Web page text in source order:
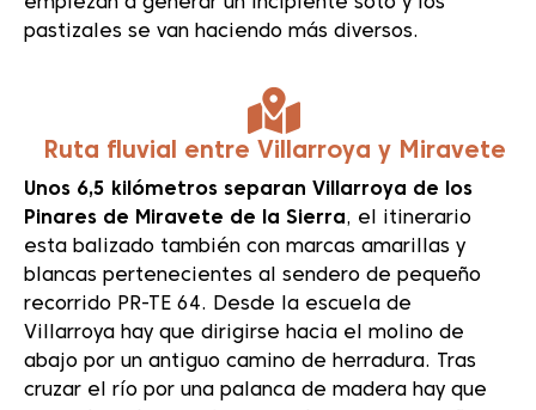
Ruta fluvial entre Villarroya y Miravete
Unos 6,5 kilómetros separan Villarroya de los
Pinares de Miravete de la Sierra , el itinerario
esta balizado también con marcas amarillas y
blancas pertenecientes al sendero de pequeño
recorrido PR-TE 64. Desde la escuela de
Villarroya hay que dirigirse hacia el molino de
abajo por un antiguo camino de herradura. Tras
cruzar el río por una palanca de madera hay que
empiezan a generar un incipiente soto y los
pastizales se van haciendo más diversos.